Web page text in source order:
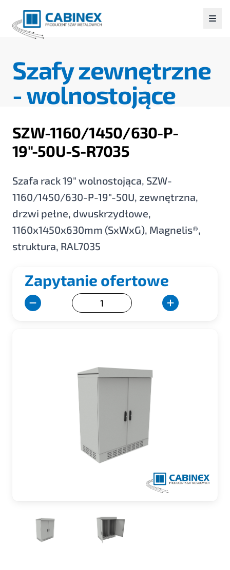
Szafy zewnętrzne
-wolnostojące
SZW-1160/1450/630-P-
19"-50U-S-R7035
Szafa rack 19" wolnostojąca, SZW-
1160/1450/630-P-19"-50U, zewnętrzna,
drzwi pełne, dwuskrzydłowe,
1160x1450x630mm (SxWxG), Magnelis®,
struktura, RAL7035
Zapytanie ofertowe